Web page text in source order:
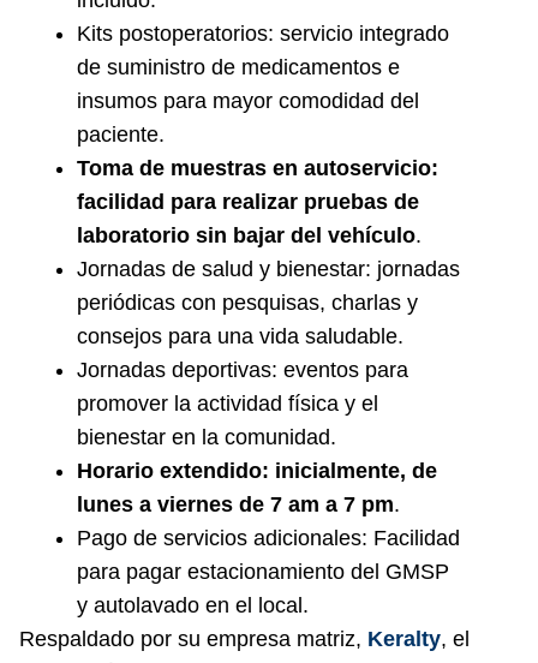
Kits postoperatorios: servicio integrado
de suministro de medicamentos e
insumos para mayor comodidad del
paciente.
Toma de muestras en autoservicio:
facilidad para realizar pruebas de
laboratorio sin bajar del vehículo.
Jornadas de salud y bienestar: jornadas
periódicas con pesquisas, charlas y
consejos para una vida saludable.
Jornadas deportivas: eventos para
promover la actividad física y el
bienestar en la comunidad.
Horario extendido: inicialmente, de
lunes a viernes de 7 am a 7 pm.
Pago de servicios adicionales: Facilidad
para pagar estacionamiento del GMSP
y autolavado en el local.
Respaldado por su empresa matriz, Keralty, el